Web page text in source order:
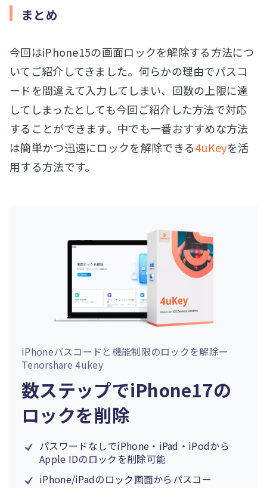
まとめ
今回はiPhone15の画面ロックを解除する方法につ
いてご紹介してきました。何らかの理由でパスコ
ードを間違えて入力してしまい、回数の上限に達
してしまったとしても今回ご紹介した方法で対応
することができます。中でも一番おすすめな方法
は簡単かつ迅速にロックを解除できる4uKeyを活
用する方法です。
iPhoneパスコードと機能制限のロックを解除ー
Tenorshare 4ukey
数ステップでiPhone17の
ロックを削除
パスワードなしでiPhone・iPad・iPodから
Apple IDのロックを削除可能
iPhone/iPadのロック画面からパスコー